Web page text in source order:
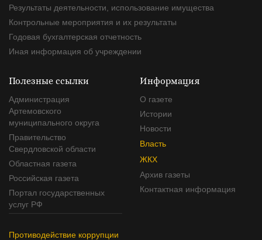
Результаты деятельности, использование имущества
Контрольные мероприятия и их результаты
Годовая бухгалтерская отчетность
Иная информация об учреждении
Полезные ссылки
Администрация
Артемовского
муниципального округа
Правительство
Свердловской области
Областная газета
Российская газета
Портал государственных
услуг РФ
Противодействие коррупции
Информация
О газете
Истории
Новости
Власть
ЖКХ
Архив газеты
Контактная информация